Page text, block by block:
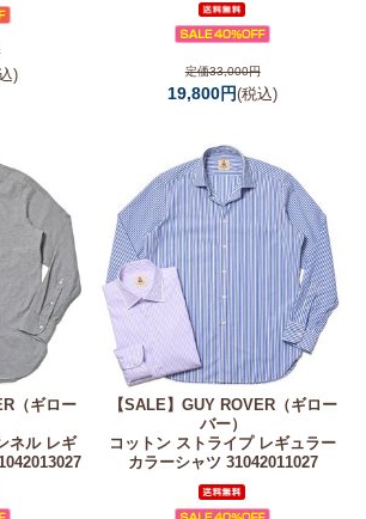
) 定価33,000円
19,800円(税込)
（ギロー
ネル レギ
【SALE】 GUY ROVER（ギロー
バー）
コットン ストライプ レギュラー
カラーシャツ 31042011027